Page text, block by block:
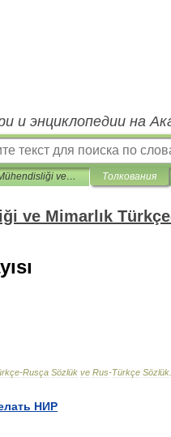
и энциклопедии на
İnşaat Mühendisliği ve Mimarlık Türkçe-Rusça Sözlük ve Rus-Türkçe Sözlük Толкования
ve Mimarlık
-Rusça Sözlük ve Rus-Türkçe Sözlük
НИР